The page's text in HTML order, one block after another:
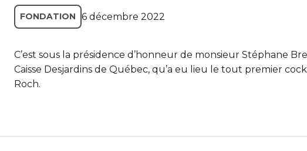
FONDATION 6 décembre 2022
C’est sous la présidence d’honneur de monsieur Stéphane
Caisse Desjardins de Québec, qu’a eu lieu le tout premier
Roch.